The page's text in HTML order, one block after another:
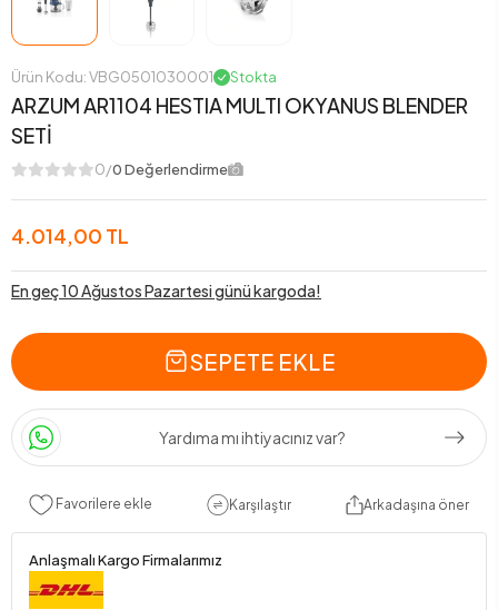
Ürün Kodu: VBG0501030001 Stokta
ARZUM AR1104 HESTIA MULTI OKYANUS BLENDER
SETİ
0/0 Değerlendirme
4.014,00 TL
En geç 10 Ağustos Pazartesi günü kargoda!
SEPETE EKLE
Yardıma mı ihtiyacınız var?
Favorilere ekle Karşılaştır Arkadaşına öner
Anlaşmalı Kargo Firmalarımız